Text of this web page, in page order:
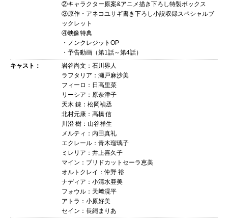
②キャラクター原案&アニメ描き下ろし特製ボックス
③原作・アネコユサギ書き下ろし小説収録スペシャルブ
ックレット
④映像特典
・ノンクレジットOP
・予告動画（第1話～第4話）
キャスト：
岩谷尚文：石川界人
ラフタリア：瀬戸麻沙美
フィーロ：日高里菜
リーシア：原奈津子
天木 錬：松岡禎丞
北村元康：高橋 信
川澄 樹：山谷祥生
メルティ：内田真礼
エクレール：青木瑠璃子
ミレリア：井上喜久子
マイン：ブリドカットセーラ恵美
オルトクレイ：仲野 裕
ナディア：小清水亜美
フォウル：天﨑滉平
アトラ：小原好美
セイン：長縄まりあ